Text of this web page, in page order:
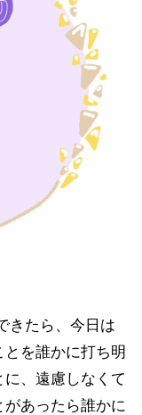
きたら、今日は
を誰かに打ち明
、遠慮しなくて
あったら誰かに